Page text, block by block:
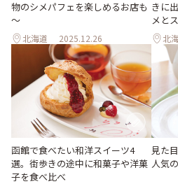
物のシメパフェを楽しめるお店も
～
北海道 2025.12.26
きに
メと
北
函館で食べたい和洋スイーツ4
選。街歩きの途中に和菓子や洋菓
子を食べ比べ
見た
人気